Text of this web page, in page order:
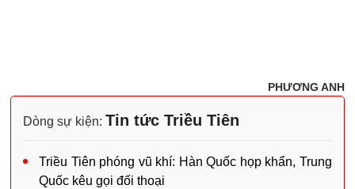
PHƯƠNG ANH
Dòng sự kiện: Tin tức Triều Tiên
Triều Tiên phóng vũ khí: Hàn Quốc họp khẩn, Trung
Quốc kêu gọi đối thoại